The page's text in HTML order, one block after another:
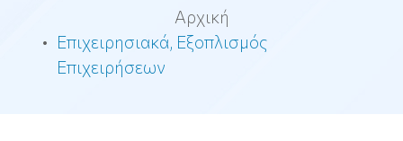
Αρχική
Επιχειρησιακά, Εξοπλισμός
Επιχειρήσεων